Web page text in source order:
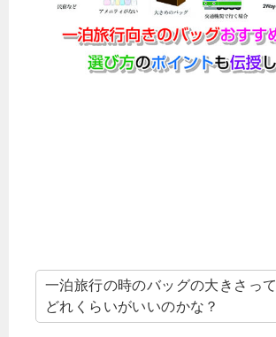
一泊旅行の時のバッグの大きさって
どれくらいがいいのかな？